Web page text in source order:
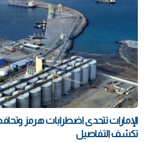
الإمارات تتحدى اضطرابات هرمز
تكشف التفاصيل